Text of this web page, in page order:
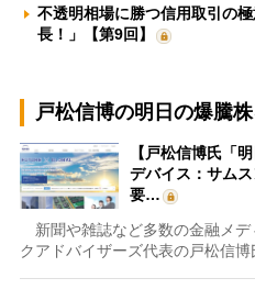
不透明相場に勝つ信用取引の
長！」【第9回】
戸松信博の明日の爆騰株
【戸松信博氏「
デバイス：サム
要…
新聞や雑誌など多数の金融メデ
クアドバイザーズ代表の戸松信博